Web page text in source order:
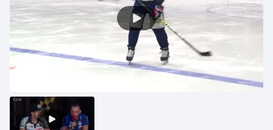
Rychlostní kanoistika
Short track
Sportovní střelba
Stolní tenis
Triatlon